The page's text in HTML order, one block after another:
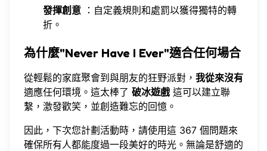
發揮創意 ：自定義規則和處罰以獲得獨特的轉
折。
為什麼"Never Have I Ever"適合任何場合
從輕鬆的家庭聚會到與朋友的狂野派對， 我從來沒有
適應任何環境。這太棒了 破冰遊戲 這可以建立聯
繫，激發歡笑，並創造難忘的回憶。
因此，下次您計劃活動時，請使用這 367 個問題來
確保所有人都能度過一段美好的時光。無論是舒適的